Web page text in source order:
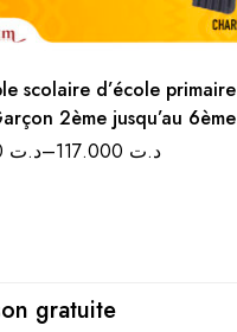
scolaire d’école primaire
2ème jusqu’au 6ème
د.ت– د.ت
gratuite